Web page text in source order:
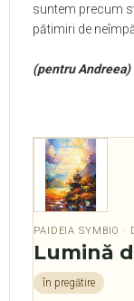
suntem precum
pătimiri de
(pentru Andreea)
PAIDEIA SYMBIO ·
Lumină
în pregătire